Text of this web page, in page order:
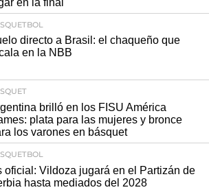
directo a Brasil: el chaqueño que
en la NBB
brilló en los FISU América
plata para las mujeres y bronce
los varones en básquet
oficial: Vildoza jugará en el Partizán de
hasta mediados del 2028